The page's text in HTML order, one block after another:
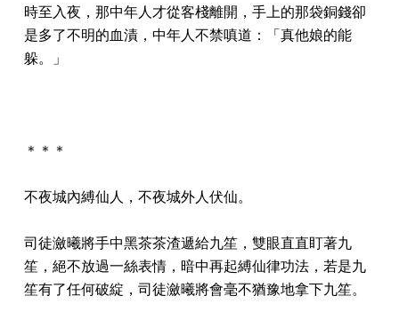
時至入夜，那中年人才從客棧離開，手上的那袋銅錢卻
是多了不明的血漬，中年人不禁嗔道：「真他娘的能
躲。」
＊＊＊
不夜城內縛仙人，不夜城外人伏仙。
司徒瀲曦將手中黑茶茶渣遞給九笙，雙眼直直盯著九
笙，絕不放過一絲表情，暗中再起縛仙律功法，若是九
笙有了任何破綻，司徒瀲曦將會毫不猶豫地拿下九笙。